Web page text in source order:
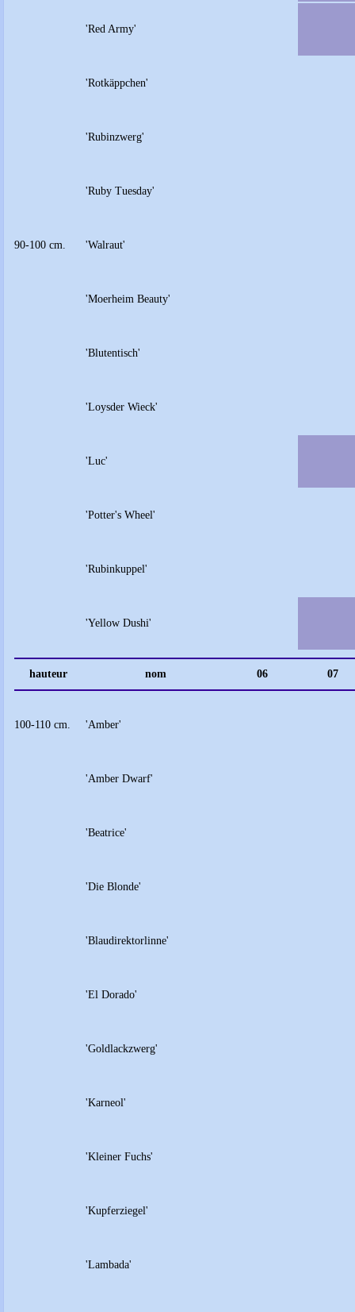
'Red Army'
'Rotkäppchen'
'Rubinzwerg'
'Ruby Tuesday'
90-100 cm. 'Walraut'
'Moerheim Beauty'
'Blutentisch'
'Loysder Wieck'
'Luc'
'Potter's Wheel'
'Rubinkuppel'
'Yellow Dushi'
hauteur nom 06 07
100-110 cm. 'Amber'
'Amber Dwarf'
'Beatrice'
'Die Blonde'
'Blaudirektorlinne'
'El Dorado'
'Goldlackzwerg'
'Karneol'
'Kleiner Fuchs'
'Kupferziegel'
'Lambada'